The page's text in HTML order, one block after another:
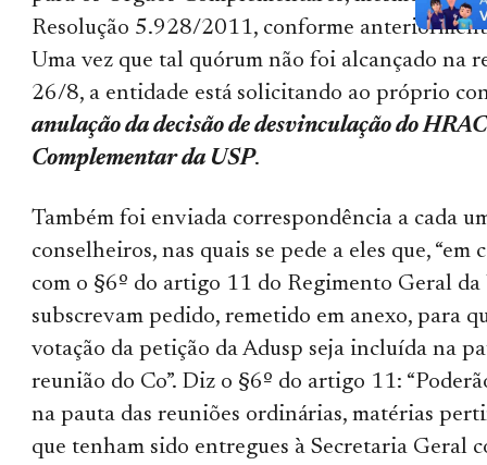
Resolução 5.928/2011, conforme
Uma vez que tal quórum não foi alcançado na
26/8, a entidade está solicitando ao próprio
anulação da decisão de desvinculação do
Complementar da USP.
Também foi enviada correspondência a cada
conselheiros, nas quais se pede a eles que, “em
com o §6º do artigo 11 do Regimento Geral da
subscrevam pedido, remetido em anexo, para
votação da petição da Adusp seja incluída na
reunião do Co”. Diz o §6º do artigo 11:
na pauta das reuniões ordinárias, matérias
que tenham sido entregues à Secretaria Geral